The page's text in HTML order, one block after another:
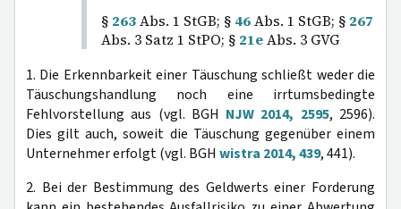
§ 263Abs. 1 StGB; § 46Abs. 1 StGB; § 267
Abs. 3 Satz 1 StPO; § 21eAbs. 3 GVG
1. Die Erkennbarkeit einer Täuschung schließt weder die
Täuschungshandlung noch eine irrtumsbedingte
Fehlvorstellung aus (vgl. BGH NJW 2014, 2595, 2596).
Dies gilt auch, soweit die Täuschung gegenüber einem
Unternehmer erfolgt (vgl. BGH wistra 2014, 439, 441).
2. Bei der Bestimmung des Geldwerts einer Forderung